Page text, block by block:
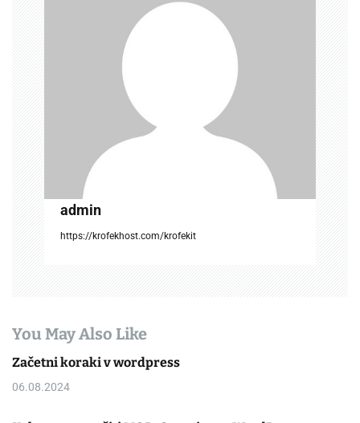
admin
https://krofekhost.com/krofekit
You May Also Like
Začetni koraki v wordpress
06.08.2024